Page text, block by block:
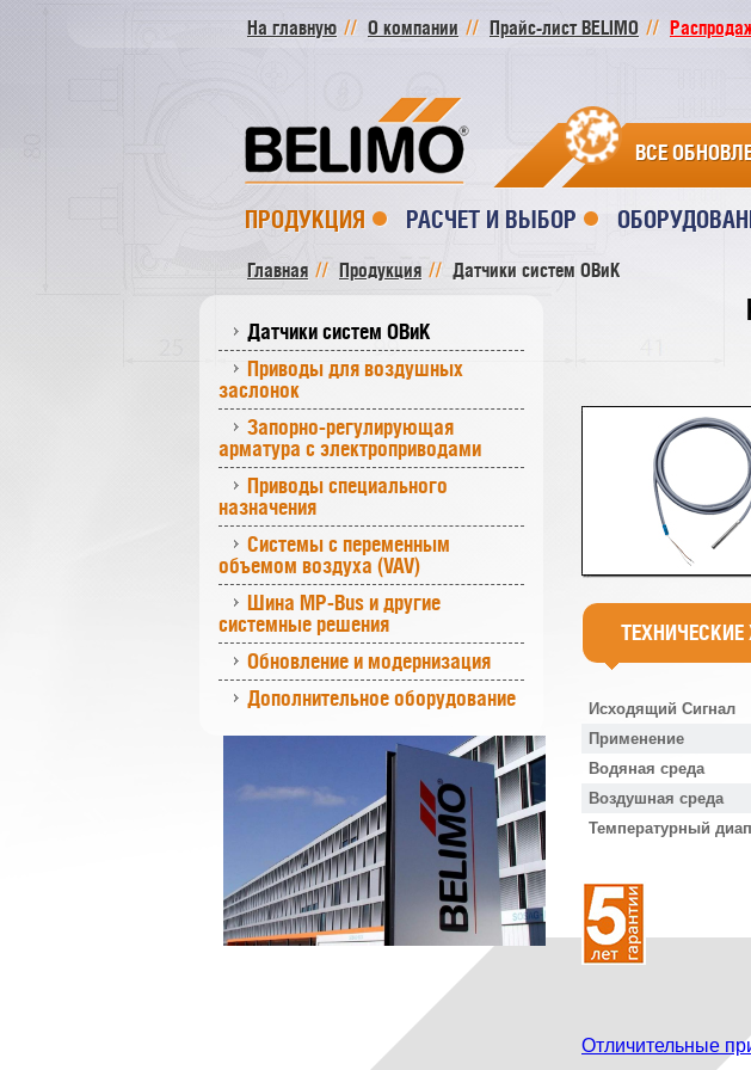
На главную О компании Прайс-лист BELIMO
ВСЕ
ПРОДУКЦИЯ РАСЧЕТ И ВЫБОР
Главная Продукция Датчики систем ОВиК
Датчики систем ОВиК
Приводы для воздушных
заслонок
Запорно-регулирующая
арматура с электроприводами
Приводы специального
назначения
Системы с переменным
объемом воздуха (VAV)
Шина MP-Bus и другие
системные решения
Обновление и модернизация
Дополнительное оборудование
Исходящий Сигнал
Применение
Водяная среда
Воздушная среда
Температурный
Отличительные